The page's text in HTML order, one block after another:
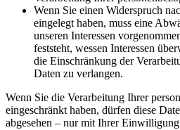
Wenn Sie einen Widerspruch
eingelegt haben, muss eine
unseren Interessen
feststeht, wessen Interessen
die Einschränkung der
Daten zu verlangen.
Wenn Sie die Verarbeitung Ihrer
eingeschränkt haben, dürfen diese
abgesehen – nur mit Ihrer